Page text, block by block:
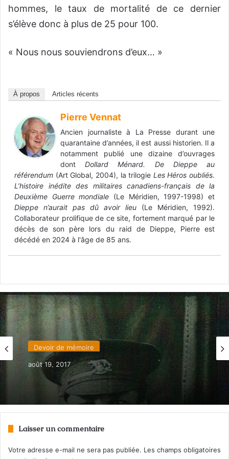
hommes, le taux de mortalité de ce dernier
s’élève donc à plus de 25 pour 100.
« Nous nous souviendrons d’eux… »
À propos Articles récents
Pierre Vennat
Ancien journaliste à La Presse durant une
quarantaine d’années, il est aussi historien. Il a
notamment publié une dizaine d’ouvrages
dontDollard Ménard. De Dieppe au
référendum (Art Global, 2004), la trilogie Les Héros oubliés.
L’histoire inédite des militaires canadiens-français de la
Deuxième Guerre mondiale (Le Méridien, 1997-1998) et
Dieppe n’aurait pas dû avoir lieu (Le Méridien, 1992).
Collaborateur prolifique de ce site, fortement marqué par le
décès de son père lors du raid de Dieppe, Pierre est
décédé en 2024 à l'âge de 85 ans.
Devoir de mémoire
août 19, 2017
Trois soldats canadiens inhumés en France
Laisser un commentaire
Votre adresse e-mail ne sera pas publiée. Les champs obligatoires